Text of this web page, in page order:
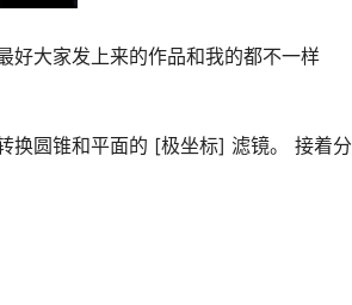
好大家发上来的作品和我的都不一样
换圆锥和平面的 [极坐标] 滤镜。 接着分